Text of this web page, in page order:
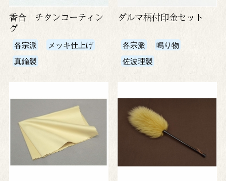
香合 チタンコーティン
グ
各宗派
メッキ仕上げ
真鍮製
ダルマ柄付印金セット
各宗派
鳴り物
佐波理製